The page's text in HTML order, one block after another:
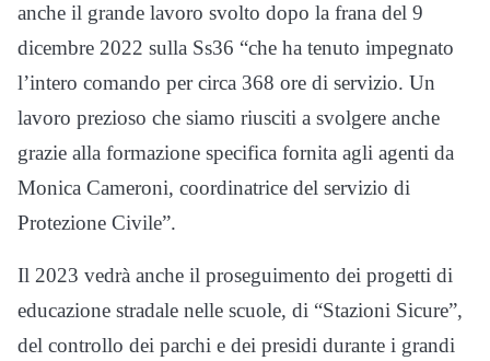
anche il grande lavoro svolto dopo la frana del 9
dicembre 2022 sulla Ss36 “che ha tenuto impegnato
l’intero comando per circa 368 ore di servizio. Un
lavoro prezioso che siamo riusciti a svolgere anche
grazie alla formazione specifica fornita agli agenti da
Monica Cameroni, coordinatrice del servizio di
Protezione Civile”.
Il 2023 vedrà anche il proseguimento dei progetti di
educazione stradale nelle scuole, di “Stazioni Sicure”,
del controllo dei parchi e dei presidi durante i grandi